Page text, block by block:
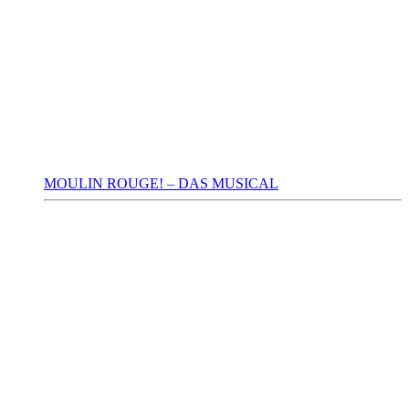
MOULIN ROUGE! – DAS MUSICAL